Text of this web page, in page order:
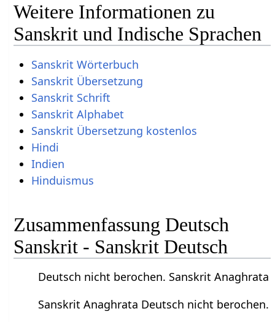
Weitere Informationen zu
Sanskrit und Indische Sprachen
Sanskrit Wörterbuch
Sanskrit Übersetzung
Sanskrit Schrift
Sanskrit Alphabet
Sanskrit Übersetzung kostenlos
Hindi
Indien
Hinduismus
Zusammenfassung Deutsch
Sanskrit - Sanskrit Deutsch
Deutsch nicht berochen. Sanskrit Anaghrata
Sanskrit Anaghrata Deutsch nicht berochen.